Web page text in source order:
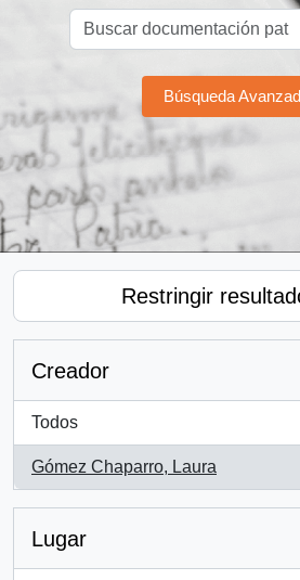
Búsqueda
Restringir
Creador
Todos
Gómez Chaparro, Laura
, 1 resultados
Lugar